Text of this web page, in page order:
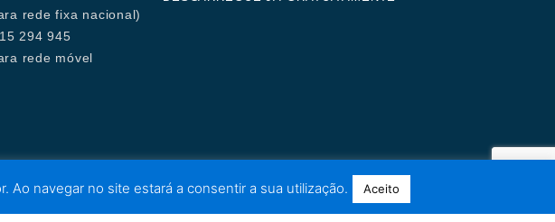
rede fixa nacional)
294 945
rede móvel
Ao navegar no site estará a consentir a sua utilização. Aceito